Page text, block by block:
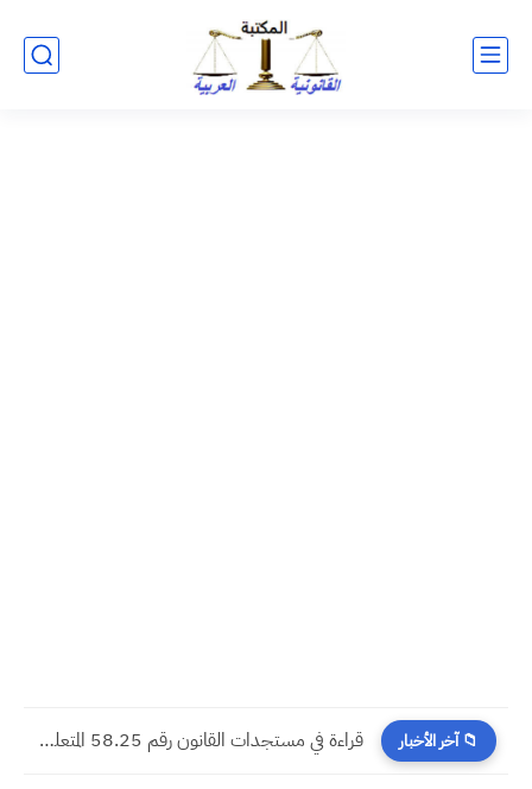
📁 آخر الأخبار مسجدات جرائم الشيك في قانون المسطرة المدنية الجديد